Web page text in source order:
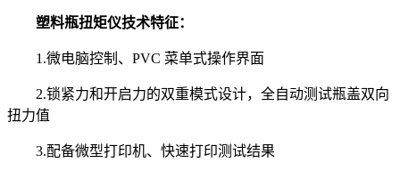
塑料瓶扭矩仪技术特征：
1.微电脑控制、PVC 菜单式操作界面
2.锁紧力和开启力的双重模式设计，全自动测试瓶盖双向
扭力值
3.配备微型打印机、快速打印测试结果